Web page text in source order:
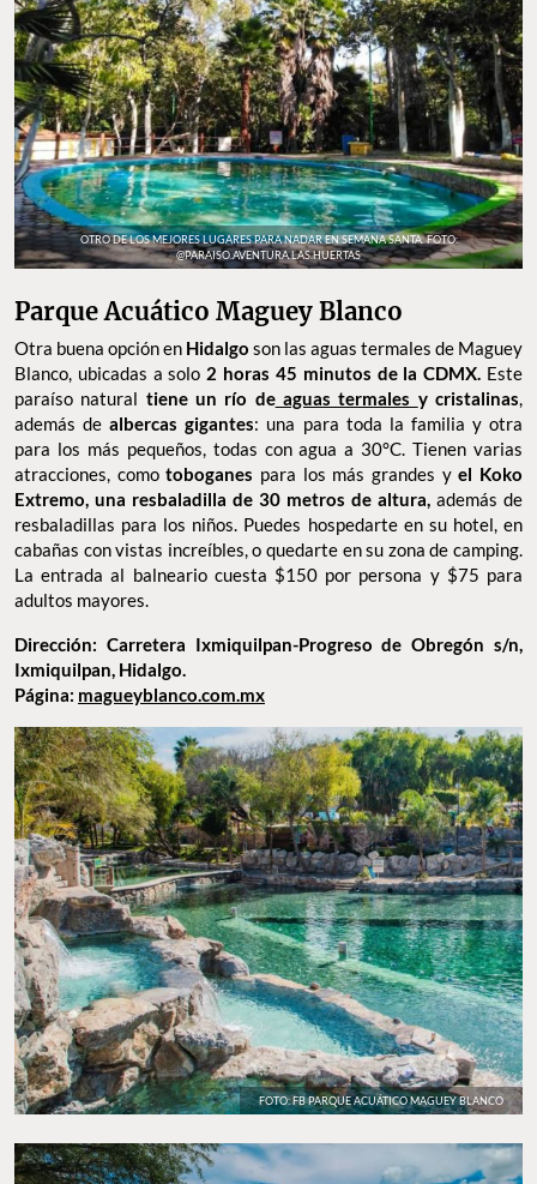
OTRO DE LOS MEJORES LUGARES PARA NADAR EN SEMANA SANTA. FOTO:
@PARAISO.AVENTURA.LAS.HUERTAS
Parque Acuático Maguey Blanco
Otra buena opción en Hidalgo son las aguas termales de Maguey
Blanco, ubicadas a solo 2 horas 45 minutos de la CDMX. Este
paraíso natural tiene un río deaguas termales y cristalinas,
además dealbercas gigantes: una para toda la familia y otra
para los más pequeños, todas con agua a 30°C. Tienen varias
atracciones, comotoboganes para los más grandes yel Koko
Extremo, una resbaladilla de 30 metros de altura, además de
resbaladillas para los niños. Puedes hospedarte en su hotel, en
cabañas con vistas increíbles, o quedarte en su zona de camping.
La entrada al balneario cuesta $150 por persona y $75 para
adultos mayores.
Dirección: Carretera Ixmiquilpan-Progreso de Obregón s/n,
Ixmiquilpan, Hidalgo.
Página: magueyblanco.com.mx
FOTO: FB PARQUE ACUÁTICO MAGUEY BLANCO